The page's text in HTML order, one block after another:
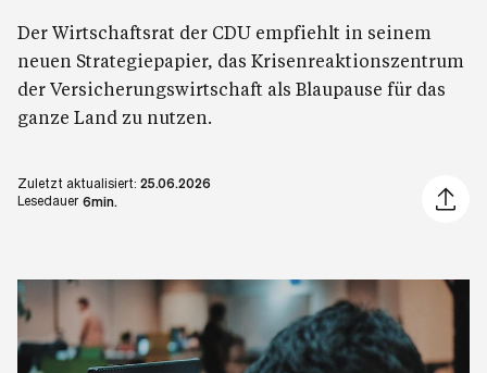
Der Wirtschaftsrat der CDU empfiehlt in seinem
neuen Strategiepapier, das Krisenreaktionszentrum
der Versicherungswirtschaft als Blaupause für das
ganze Land zu nutzen.
Zuletzt aktualisiert: 25.06.2026
Lesedauer 6min.
Artikel